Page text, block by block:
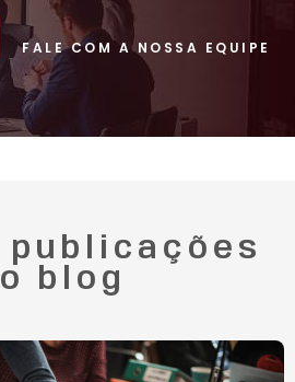
FALE COM A NOSSA EQUIPE
blog